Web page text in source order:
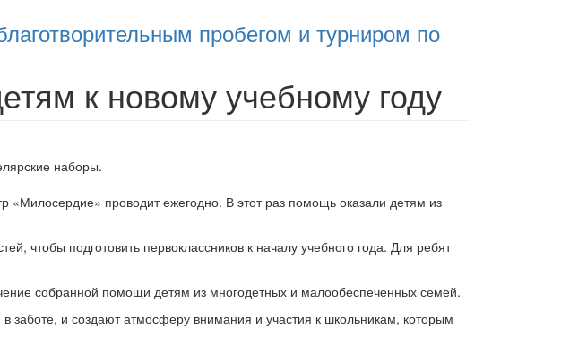
пробегом и турниром по
к новому учебному году
наборы.
«Милосердие» проводит ежегодно. В этот раз помощь оказали детям из
чтобы подготовить первоклассников к началу учебного года. Для ребят
собранной помощи детям из многодетных и малообеспеченных семей.
заботе, и создают атмосферу внимания и участия к школьникам, которым